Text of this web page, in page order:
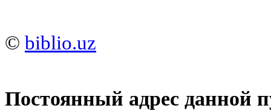
© biblio.uz
Постоянный адрес данной